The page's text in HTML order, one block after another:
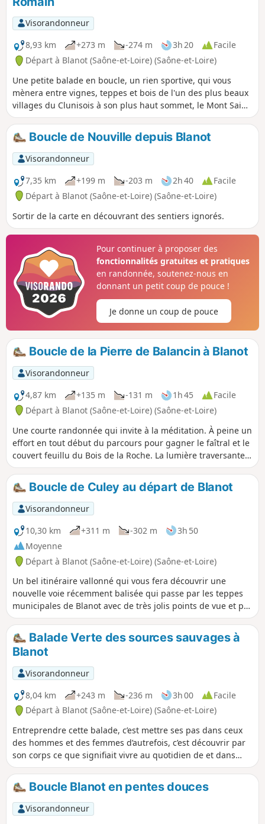
Visorandonneur
8,93 km
+273 m -274 m 3h 20
Facile
Départ à Blanot (Saône-et-Loire) (Saône-et-Loire)
Une petite balade en boucle, un rien sportive, qui vous
mènera entre vignes, teppes et bois de l'un des plus beaux
villages du Clunisois à son plus haut sommet, le Mont Saint-
Romain au-dessus duquel on peut apercevoir certains jours
les voiles de parapentistes.
Boucle de Nouville depuis Blanot
Visorandonneur
7,35 km
+199 m -203 m 2h 40
Facile
Départ à Blanot (Saône-et-Loire) (Saône-et-Loire)
Sortir de la carte en découvrant des sentiers ignorés.
Pour continuer à proposer des
fonctionnalités gratuites et pratiques
en randonnée, soutenez-nous en
donnant un petit coup de pouce !
Je donne un coup de pouce
Boucle de la Pierre de Balancin à Blanot
Visorandonneur
4,87 km
+135 m -131 m 1h 45
Facile
Départ à Blanot (Saône-et-Loire) (Saône-et-Loire)
Une courte randonnée qui invite à la méditation. À peine un
effort en tout début du parcours pour gagner le faîtral et le
couvert feuillu du Bois de la Roche. La lumière traversante
distrait bientôt le promeneur, la palette des couleurs
s’intensifie tout comme les senteurs alentours. Des
paysages de vignes et de bocages s’entremêlent. Le retour
par la Musette est un lent réveil des sens et un retour en
douceur à l’instant présent.
Boucle de Culey au départ de Blanot
Visorandonneur
10,30 km
+311 m -302 m
3h 50
Moyenne
Départ à Blanot (Saône-et-Loire) (Saône-et-Loire)
Un bel itinéraire vallonné qui vous fera découvrir une
nouvelle voie récemment balisée qui passe par les teppes
municipales de Blanot avec de très jolis points de vue et par
la combe du Nivernais. Il se prolonge le long du Grison avec
ses anciens moulins avant de remonter sur Culey et de
rejoindre l'ombre des bois sur le chemin faitral qui vous
laissera apercevoir par endroit la vallée de la Grosne.
Balade Verte des sources sauvages à
Blanot
Visorandonneur
8,04 km
+243 m -236 m 3h 00
Facile
Départ à Blanot (Saône-et-Loire) (Saône-et-Loire)
Entreprendre cette balade, c’est mettre ses pas dans ceux
des hommes et des femmes d’autrefois, c’est découvrir par
son corps ce que signifiait vivre au quotidien de et dans
cette vallée. La sueur nécessaire à sa domestication se sent
encore dans les lieux traversés : les murets en pierres
sèches qui bordent les chemins érigés patiemment, les
lavoirs patinés par le linge si régulièrement frotté, la vigne
imposée à la terre…
Boucle Blanot en pentes douces
Visorandonneur